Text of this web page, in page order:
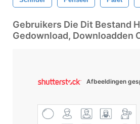
Gebruikers Die Dit Bestand
Gedownload, Downloadden
Afbeeldingen